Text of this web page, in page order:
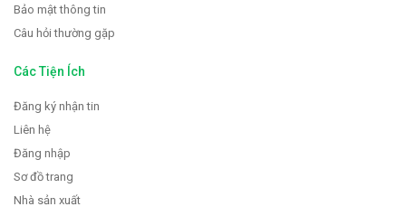
Bảo mật thông tin
Câu hỏi thường gặp
Các Tiện Ích
Đăng ký nhận tin
Liên hệ
Đăng nhập
Sơ đồ trang
Nhà sản xuất